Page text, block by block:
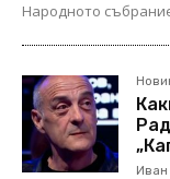
Народното
Иван